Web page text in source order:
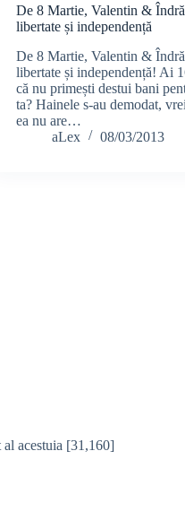
De 8 Martie, Valentin &
libertate și independență
De 8 Martie, Valentin &
libertate și independență! Ai
că nu primești destui bani
ta? Hainele s-au demodat,
ea nu are…
aLex
08/03/2013
acestuia [31,160]